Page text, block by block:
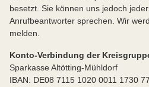
besetzt. Sie können uns jedoch
Anrufbeantworter sprechen. Wir
melden.
Konto-Verbindung der
Sparkasse Altötting-Mühldorf
IBAN: DE08 7115 1020 0011 1730 77